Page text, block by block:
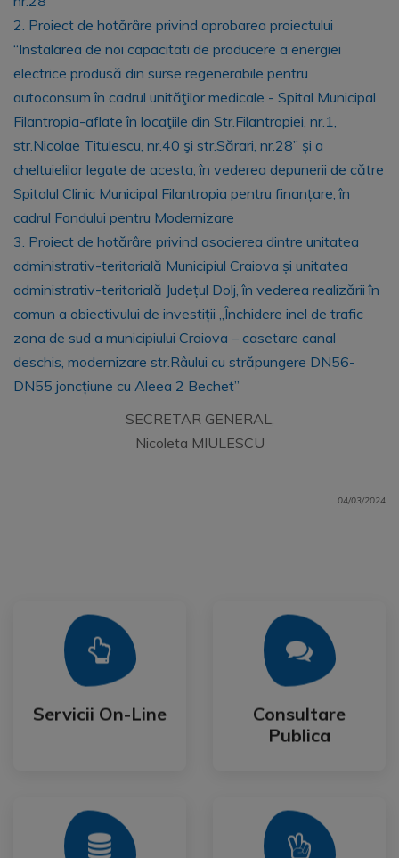
2. Proiect de hotărâre privind aprobarea proiectului
“Instalarea de noi capacitati de producere a energiei
electrice produsă din surse regenerabile pentru
autoconsum în cadrul unităţilor medicale - Spital Municipal
Filantropia-aflate în locaţiile din Str.Filantropiei, nr.1,
str.Nicolae Titulescu, nr.40 şi str.Sărari, nr.28’’ și a
cheltuielilor legate de acesta, în vederea depunerii de către
Spitalul Clinic Municipal Filantropia pentru finanțare, în
cadrul Fondului pentru Modernizare
3. Proiect de hotărâre privind asocierea dintre unitatea
administrativ-teritorială Municipiul Craiova și unitatea
administrativ-teritorială Județul Dolj, în vederea realizării în
comun a obiectivului de investiții „Închidere inel de trafic
zona de sud a municipiului Craiova – casetare canal
deschis, modernizare str.Râului cu străpungere DN56-
DN55 joncțiune cu Aleea 2 Bechet”
SECRETAR GENERAL,
Nicoleta MIULESCU
04/03/2024
Servicii On-Line
Servicii On-Line
Mai Mult
Consultare
Publica
Consultare
Publica
Mai Mult
Mai Mult Mai Mult